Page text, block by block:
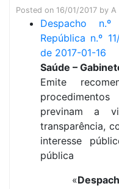
Posted on 16/01/2017 by A
Despacho
República n.º
de 2017-01-16
Saúde –
Emite
previnam a
transparência,
interesse
pública
«